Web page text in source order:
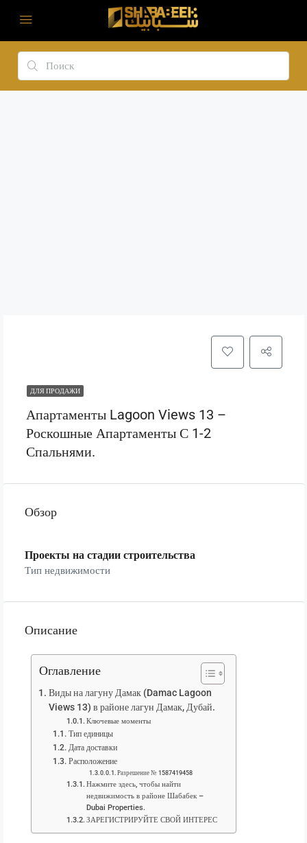
ДЛЯ ПРОДАЖИ
Апартаменты Lagoon Views 13 –
Роскошные Апартаменты С 1-2
Спальнями.
Обзор
Проекты на стадии строительства
Тип недвижимости
Описание
Оглавление
Виды на лагуну Дамак (Damac Lagoon
Views 13) в районе лагун Дамак, Дубай.
Ключевые моменты
Тип единицы
Дата доставки
Расположение
Разрешение № 1587419458
Нажмите здесь, чтобы найти
недвижимость в районе Шабабек –
Dubai Properties.
ЗАРЕГИСТРИРУЙТЕ СВОЙ ИНТЕРЕС